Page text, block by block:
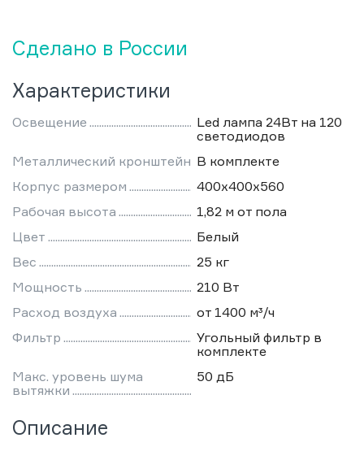
Сделано в России
Характеристики
Освещение
Led лампа 24Вт на 120
светодиодов
Металлический кронштейн В комплекте
Корпус размером
400х400х560
Рабочая высота
1,82 м от пола
Цвет
Белый
Вес
25 кг
Мощность
210 Вт
Расход воздуха
от 1400 м³/ч
Фильтр
Угольный фильтр в
комплекте
Макс. уровень шума
вытяжки
50 дБ
Описание